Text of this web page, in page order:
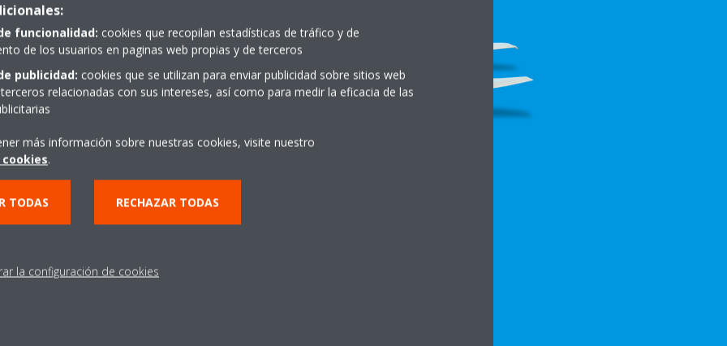
objetivo:garantizar tu
A UN
haz las maletas y deja
nos importa:
BY ME
variar en función del
funcionalidad: cookies que recopilan estadísticas de tráfico y de
de los usuarios en paginas web propias y de terceros
publicidad: cookies que se utilizan para enviar publicidad sobre sitios web
relacionadas con sus intereses, así como para medir la eficacia de las
más información sobre nuestras cookies, visite nuestro
.
TODAS RECHAZAR TODAS
la configuración de cookies